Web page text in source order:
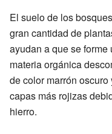
El suelo de los
gran cantidad de
ayudan a que se
materia orgánica
de color marrón
capas más rojizas
hierro.